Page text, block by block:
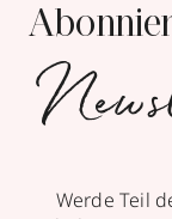
Werde Teil